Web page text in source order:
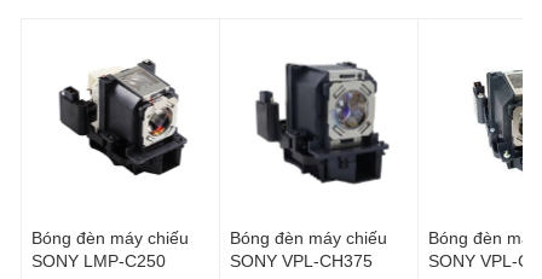
Bóng đèn máy chiếu
SONY LMP-C250
Bóng đèn máy chiếu
SONY VPL-CH375
Bóng đèn
SONY VPL-